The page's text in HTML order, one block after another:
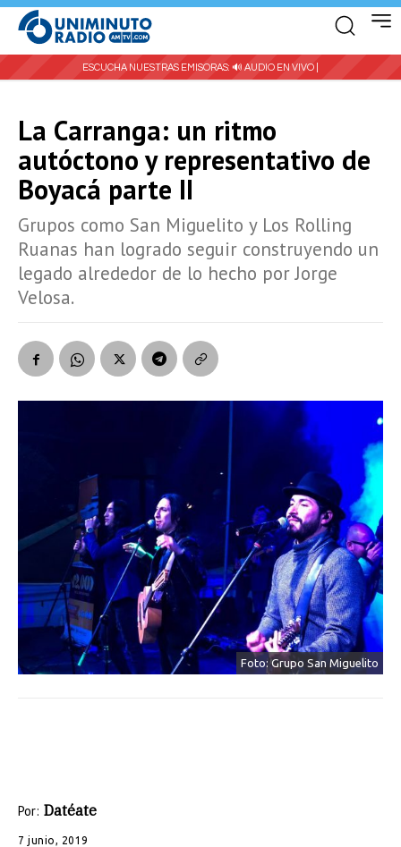
ESCUCHA NUESTRAS EMISORAS: 🔊 AUDIO EN VIVO |
La Carranga: un ritmo
autóctono y representativo de
Boyacá parte II
Grupos como San Miguelito y Los Rolling
Ruanas han logrado seguir construyendo un
legado alrededor de lo hecho por Jorge
Velosa.
Foto: Grupo San Miguelito
Por: Datéate
7 junio, 2019